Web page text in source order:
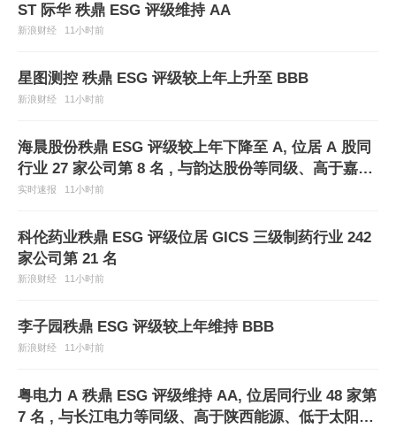
ST 际华 秩鼎 ESG 评级维持 AA
新浪财经 11小时前
星图测控 秩鼎 ESG 评级较上年上升至 BBB
新浪财经 11小时前
海晨股份秩鼎 ESG 评级较上年下降至 A, 位居 A 股同
行业 27 家公司第 8 名 , 与韵达股份等同级、高于嘉友
国际、低于中信海直等
实时速报 11小时前
科伦药业秩鼎 ESG 评级位居 GICS 三级制药行业 242
家公司第 21 名
新浪财经 11小时前
李子园秩鼎 ESG 评级较上年维持 BBB
新浪财经 11小时前
粤电力 A 秩鼎 ESG 评级维持 AA, 位居同行业 48 家第
7 名 , 与长江电力等同级、高于陕西能源、低于太阳能